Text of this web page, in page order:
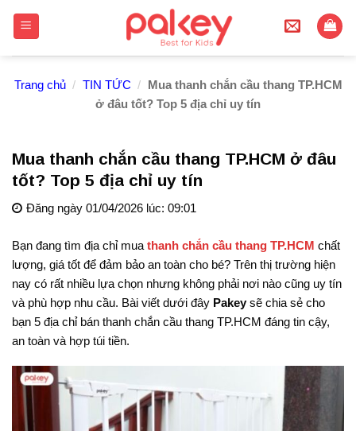
Trang chủ / TIN TỨC / Mua thanh chắn cầu thang TP.HCM
ở đâu tốt? Top 5 địa chỉ uy tín
Mua thanh chắn cầu thang TP.HCM ở đâu
tốt? Top 5 địa chỉ uy tín
Đăng ngày 01/04/2026 lúc: 09:01
Bạn đang tìm địa chỉ mua thanh chắn cầu thang TP.HCM chất
lượng, giá tốt để đảm bảo an toàn cho bé? Trên thị trường hiện
nay có rất nhiều lựa chọn nhưng không phải nơi nào cũng uy tín
và phù hợp nhu cầu. Bài viết dưới đây Pakeysẽ chia sẻ cho
bạn 5 địa chỉ bán thanh chắn cầu thang TP.HCM đáng tin cậy,
an toàn và hợp túi tiền.